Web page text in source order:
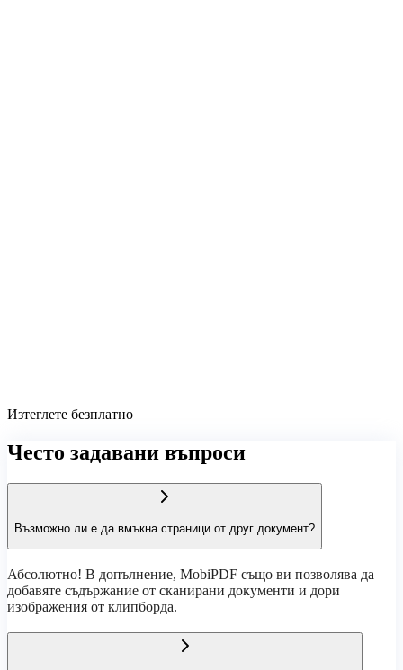
Изтеглете безплатно
Често задавани въпроси
Възможно ли е да вмъкна страници от друг документ?
Абсолютно! В допълнение, MobiPDF също ви позволява да
добавяте съдържание от сканирани документи и дори
изображения от клипборда.